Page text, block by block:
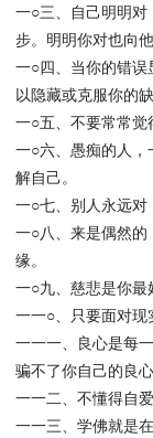
一○三、自己明明
步。明明你对也向
一○四、当你的错
以隐藏或克服你的缺
一○五、不要常常觉
一○六、愚痴的人
解自己。
一○七、别人永远对
一○八、来是偶然
缘。
一○九、慈悲是你最
一一○、只要面对现
一一一、良心是每
骗不了你自己的良心
一一二、不懂得自
一一三、学佛就是